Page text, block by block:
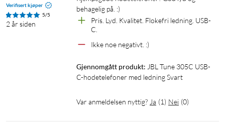
Verifisert kjøper
5/5
2 år siden
behagelig på. :)
Pris. Lyd. Kvalitet. Flokefri ledning. USB-
C.
Ikke noe negativt. :)
Gjennomgått produkt: JBL Tune 305C USB-
C-hodetelefoner med ledning Svart
Var anmeldelsen nyttig? Ja (1) Nei (0)